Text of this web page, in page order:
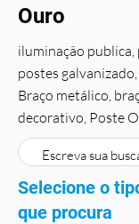
Ouro
iluminação
postes
Braço metálico,
decorativo, Poste
Selecione o
que procura